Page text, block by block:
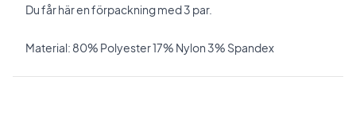
Du får här en förpackning med 3 par.
Material: 80% Polyester 17% Nylon 3% Spandex